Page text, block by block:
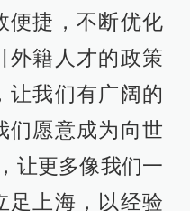
便捷，不断优化
外籍人才的政策
让我们有广阔的
们愿意成为向世
让更多像我们一
足上海，以经验